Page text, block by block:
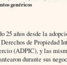
genéricos
25 años desde la
de Propiedad
(ADPIC), y las
durante sus